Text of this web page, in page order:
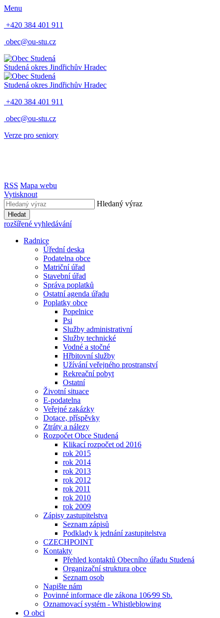
Menu
+420 384 401 911
obec@ou-stu.cz
Studená okres Jindřichův Hradec
Studená okres Jindřichův Hradec
+420 384 401 911
obec@ou-stu.cz
Verze pro seniory
RSS Mapa webu
Vytisknout
Hledaný výraz
Hledat
rozšířené vyhledávání
Radnice
Úřední deska
Podatelna obce
Matriční úřad
Stavební úřad
Správa poplatků
Ostatní agenda úřadu
Poplatky obce
Popelnice
Psi
Služby administrativní
Služby technické
Vodné a stočné
Hřbitovní služby
Užívání veřejného prostranství
Rekreační pobyt
Ostatní
Životní situace
E-podatelna
Veřejné zakázky
Dotace, příspěvky
Ztráty a nálezy
Rozpočet Obce Studená
Klikací rozpočet od 2016
rok 2015
rok 2014
rok 2013
rok 2012
rok 2011
rok 2010
rok 2009
Zápisy zastupitelstva
Seznam zápisů
Podklady k jednání zastupitelstva
CZECHPOINT
Kontakty
Přehled kontaktů Obecního úřadu Studená
Organizační struktura obce
Seznam osob
Napište nám
Povinné informace dle zákona 106⁄99 Sb.
Oznamovací systém - Whistleblowing
O obci